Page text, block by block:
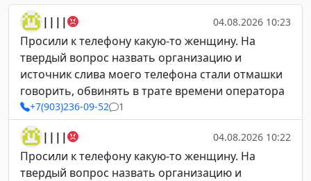
|||| 04.08.2026 10:23
Просили к телефону какую-то женщину. На
твердый вопрос назвать организацию и
источник слива моего телефона стали отмашки
говорить, обвинять в трате времени оператора
+7(903)236-09-52 1
|||| 04.08.2026 10:22
Просили к телефону какую-то женщину. На
твердый вопрос назвать организацию и